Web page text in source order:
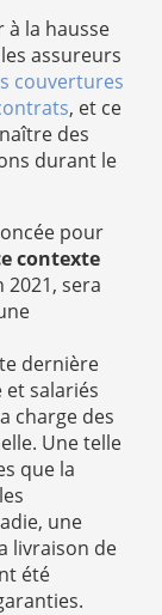
à la hausse
assureurs
couvertures
, et ce
des
durant le
pour
contexte
2021, sera
dernière
salariés
charge des
Une telle
que la
une
livraison de
été